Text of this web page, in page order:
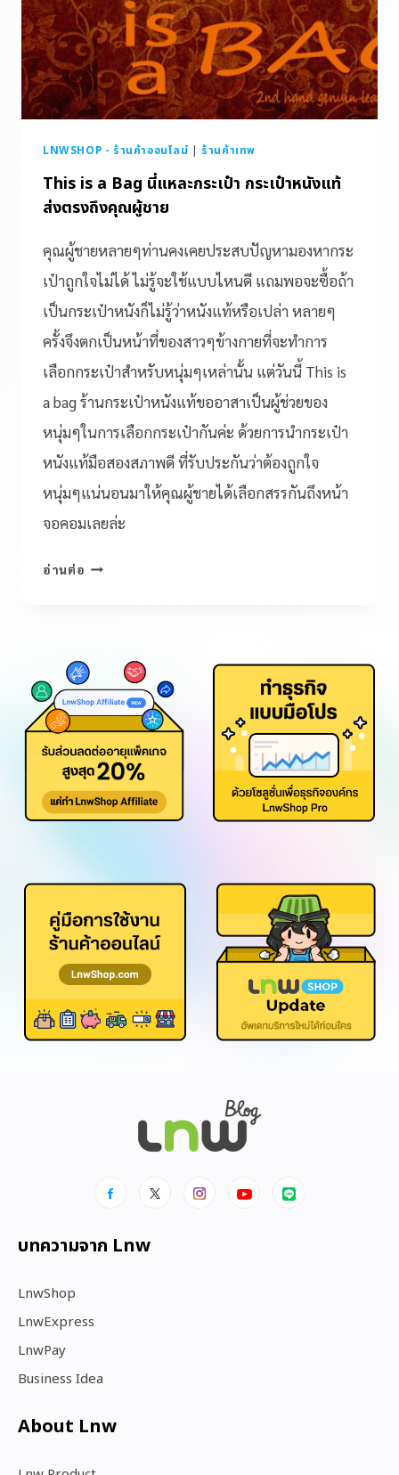
LNWSHOP - ร้านค้าออนไลน์ | ร้านค้าเทพ
This is a Bag นี่แหละกระเป๋า กระเป๋าหนังแท้
ส่งตรงถึงคุณผู้ชาย
คุณผู้ชายหลายๆท่านคงเคยประสบปัญหามองหากระ
เป๋าถูกใจไม่ได้ ไม่รู้จะใช้แบบไหนดี แถมพอจะซื้อถ้า
เป็นกระเป๋าหนังก็ไม่รู้ว่าหนังแท้หรือเปล่า หลายๆ
ครั้งจึงตกเป็นหน้าที่ของสาวๆข้างกายที่จะทำการ
เลือกกระเป๋าสำหรับหนุ่มๆเหล่านั้น แต่วันนี้ This is
a bag ร้านกระเป๋าหนังแท้ขออาสาเป็นผู้ช่วยของ
หนุ่มๆในการเลือกกระเป๋ากันค่ะ ด้วยการนำกระเป๋า
หนังแท้มือสองสภาพดี ที่รับประกันว่าต้องถูกใจ
หนุ่มๆแน่นอนมาให้คุณผู้ชายได้เลือกสรรกันถึงหน้า
จอคอมเลยล่ะ
อ่านต่อ
บทความจาก Lnw
LnwShop
LnwExpress
LnwPay
Business Idea
About Lnw​